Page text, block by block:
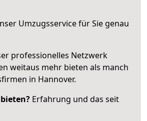
Umzugsservice für Sie genau
professionelles Netzwerk
weitaus mehr bieten als manch
in Hannover.
Erfahrung und das seit